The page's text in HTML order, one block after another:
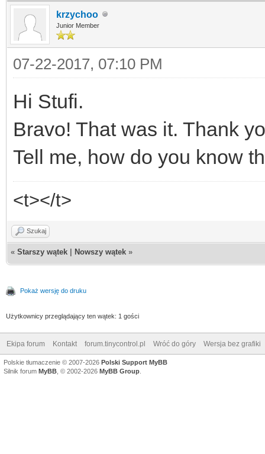
krzychoo
Junior Member
07-22-2017, 07:10 PM
Hi Stufi.
Bravo! That was it. Thank
Tell me, how do you know
<t></t>
Szukaj
« Starszy wątek Nowszy wątek »
Pokaż wersję do druku
Użytkownicy przeglądający ten wątek: 1 gości
Ekipa forum Kontakt forum.tinycontrol.pl Wróć do góry Wersja bez grafiki
Polskie tłumaczenie © 2007-2026 Polski Support MyBB
Silnik forum MyBB , © 2002-2026 MyBB Group